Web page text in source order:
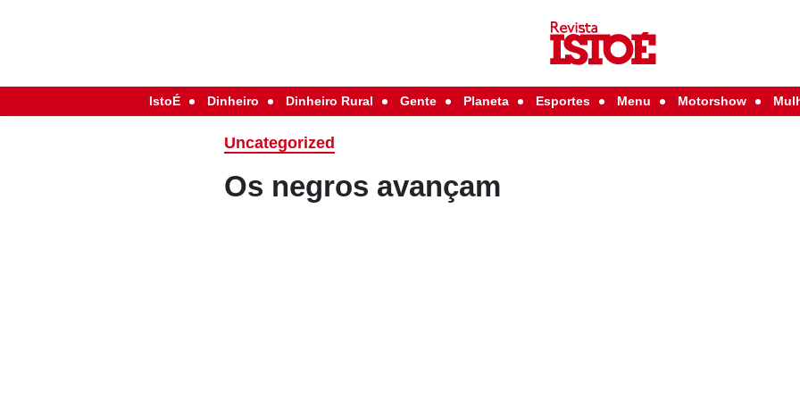
IstoÉ Dinheiro Dinheiro Rural Gente Planeta Esportes Menu Motorshow
Uncategorized
Os negros avançam